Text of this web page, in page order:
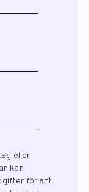
eller
kan
för att